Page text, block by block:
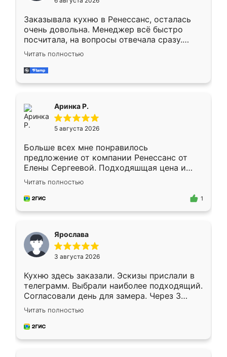
мебели буду заказывать только здесь.
Заказывала кухню в Ренессанс, осталась
очень довольна. Менеджер всё быстро
посчитала, на вопросы отвечала сразу.
Замерщик приехал в субботу, подошёл к
делу со всей ответственностью. Собрали
за день, ребята работали аккуратно, даже
Читать полностью
Аринка Р.
5 августа 2026
Больше всех мне понравилось
предложение от компании Ренессанс от
Елены Сергеевой. Подходяшщая цена и
короткие сроки изготовления. Приехавший
для замера сотрудник Владислав
предложил по моему эскизу самый
Читать полностью
1
Ярослава
3 августа 2026
Кухню здесь заказали. Эскизы прислали в
телеграмм. Выбрали наиболее подходящий.
Согласовали день для замера. Через 3
недели кухня была уже готова. Остались
довольны работой. Спасибо Ренессанс
мебель за качественную работу!
Читать полностью